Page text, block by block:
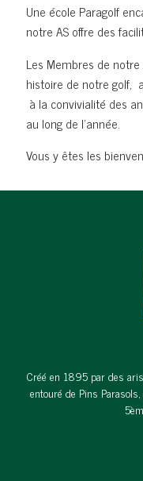
Une école Paragolf
notre AS offre des
Les Membres de
histoire de notre golf,
à la convivialité des
au long de l’année.
Vous y êtes les
Créé en 1895 par des
entouré de Pins